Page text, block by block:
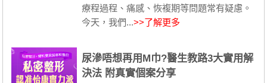
療程過程、痛感、恢複期等問題常有疑慮。
今天，我們...>>了解更多
尿滲唔想再用M巾?醫生教路3大實用解
決法 附真實個案分享